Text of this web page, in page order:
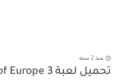
منذ 2 سنة